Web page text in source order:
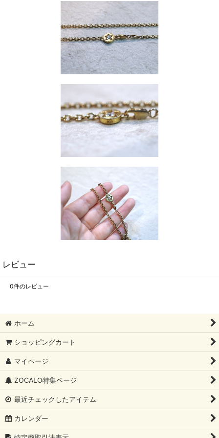
レビュー
0件のレビュー
ホーム
ショッピングカート
マイページ
ZOCALO特集ページ
最近チェックしたアイテム
カレンダー